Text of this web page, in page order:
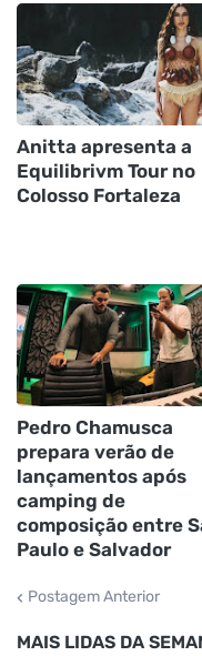
Anitta apresenta a
Equilibrivm Tour no
Colosso Fortaleza
Pedro Chamusca
prepara verão de
lançamentos após
camping de
composição entre
Paulo e Salvador
Postagem Anterior
MAIS LIDAS DA